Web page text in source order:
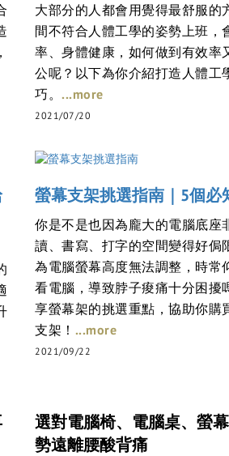
大部分的人都會用覺得最舒服的
間不符合人體工學的姿勢上班，
率、身體健康，如何做到有效率
公呢？以下為你介紹打造人體工
巧。 ...more
2021/07/20
螢幕支架挑選指南｜5個必
你是不是也因為龐大的電腦底座
讀、書寫、打字的空間變得好侷
為電腦螢幕高度無法調整，時常
看電腦，導致脖子痠痛十分困擾
享螢幕架的挑選重點，協助你購
支架！ ...more
2021/09/22
選對電腦椅、電腦桌、螢
勢遠離腰酸背痛